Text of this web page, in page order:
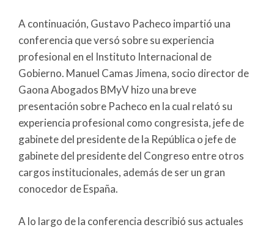
A continuación, Gustavo Pacheco impartió una
conferencia que versó sobre su experiencia
profesional en el Instituto Internacional de
Gobierno. Manuel Camas Jimena, socio director de
Gaona Abogados BMyV hizo una breve
presentación sobre Pacheco en la cual relató su
experiencia profesional como congresista, jefe de
gabinete del presidente de la República o jefe de
gabinete del presidente del Congreso entre otros
cargos institucionales, además de ser un gran
conocedor de España.
A lo largo de la conferencia describió sus actuales